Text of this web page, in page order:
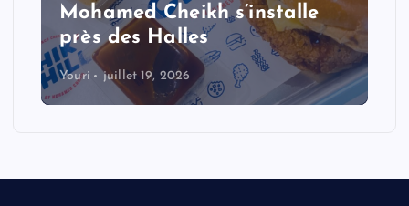
Mohamed Cheikh s’installe
près des Halles
Youri juillet 19, 2026